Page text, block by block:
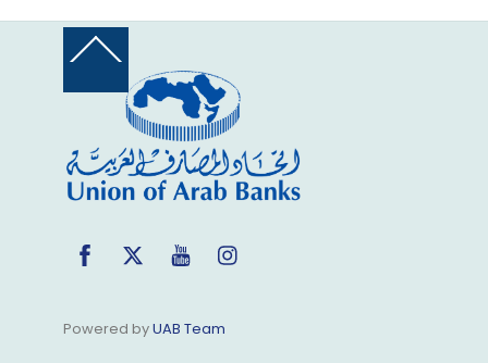
Back
Top
Facebook
Twitter YouTube
Powered byUAB Team